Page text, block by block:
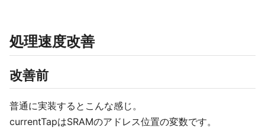
処理速度改善
改善前
普通に実装するとこんな感じ。
currentTapはSRAMのアドレス位置の変数です。